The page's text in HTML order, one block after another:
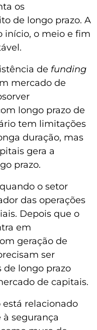
os
de longo prazo. A
início, o meio e fim
de funding
mercado de
longo prazo de
tem limitações
duração, mas
gera a
prazo.
o setor
das operações
Depois que o
em
geração de
ser
de longo prazo
de capitais.
relacionado
segurança